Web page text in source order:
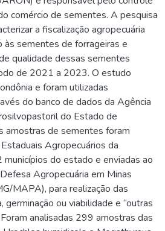
comércio de sementes. A pesquisa
a fiscalização agropecuária
às sementes de forrageiras e
qualidade dessas sementes
de 2021 a 2023. O estudo
e foram utilizadas
do banco de dados da Agência
do Estado de
amostras de sementes foram
Agropecuários da
do estado e enviadas ao
Agropecuária em Minas
MAPA), para realização das
germinação ou viabilidade e “outras
analisadas 299 amostras das